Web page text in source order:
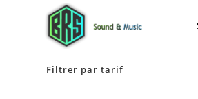
Filtrer par tarif